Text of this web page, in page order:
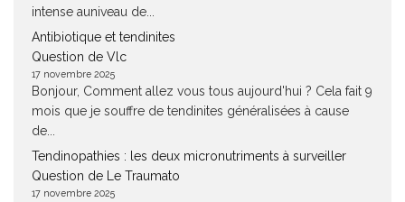
intense auniveau de...
Antibiotique et tendinites
Question de Vlc
17 novembre 2025
Bonjour, Comment allez vous tous aujourd'hui ? Cela fait 9
mois que je souffre de tendinites généralisées à cause
de...
Tendinopathies : les deux micronutriments à surveiller
Question de Le Traumato
17 novembre 2025